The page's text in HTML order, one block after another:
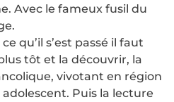
Avec le fameux fusil du
qu’il s’est passé il faut
tôt et la découvrir, la
vivotant en région
Puis la lecture